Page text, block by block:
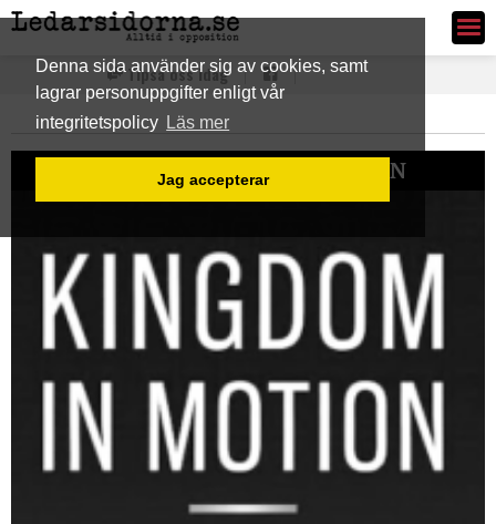
Denna sida använder sig av cookies, samt
lagrar personuppgifter enligt vår
integritetspolicy Läs mer
Jag accepterar
Ledarsidorna.se
Tipsa oss idag
HETAST SENASTE VECKAN